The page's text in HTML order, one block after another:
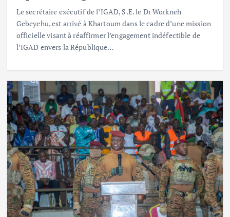
Le secrétaire exécutif de l’IGAD, S.E. le Dr Workneh
Gebeyehu, est arrivé à Khartoum dans le cadre d’une mission
officielle visant à réaffirmer l’engagement indéfectible de
l’IGAD envers la République…